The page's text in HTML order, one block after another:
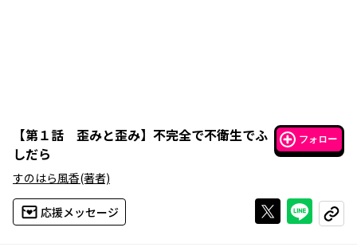
【第１話 歪みと歪み】 不完全で不衛生でふ
しだら
フォロー
すのはら風香(著者)
応援メッセージ Xで投稿する
ライン
コピー